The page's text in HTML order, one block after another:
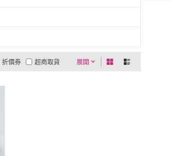
展開
折價券
有影片
量
超商取貨